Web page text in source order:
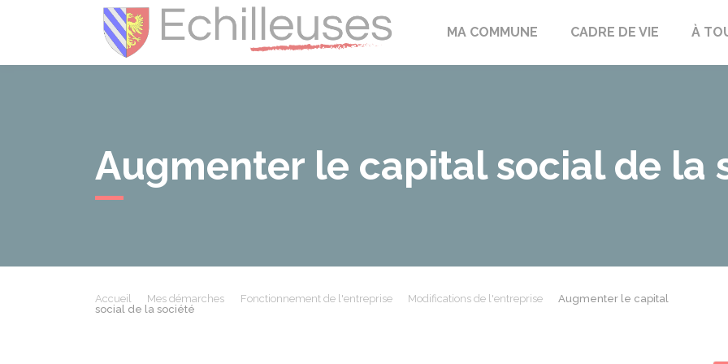
ÉchilleusesMA COMMUNE CADRE DE VIE À
Augmenter le capital social de la
Accueil Mes démarches Fonctionnement de l'entreprise Modifications de l'entreprise
Augmenter le capital
social de la société